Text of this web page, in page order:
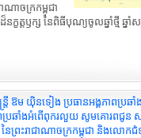
ណាចក្រកម្ពុជា
ក្ខត្តឫក្ស នៃពិធីបុណ្យចូលឆ្នាំថ្មី ឆ្ន
ឱម យ៉ិនទៀង ប្រធានអង្គភាពប្រឆាំ
ពប្រឆាំងអំពើពុករលួយ សូមគោរពជូន ស
ៃព្រះរាជាណាចក្រកម្ពុជា និងលោកជំ